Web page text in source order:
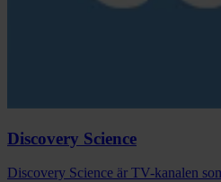
Discovery Science
Discovery Science är TV-kanalen